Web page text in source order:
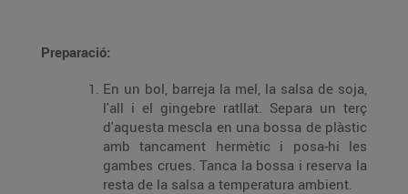
Preparació:
En un bol, barreja la mel, la salsa de soja,
l'all i el gingebre ratllat. Separa un terç
d'aquesta mescla en una bossa de plàstic
amb tancament hermètic i posa-hi les
gambes crues. Tanca la bossa i reserva la
resta de la salsa a temperatura ambient.